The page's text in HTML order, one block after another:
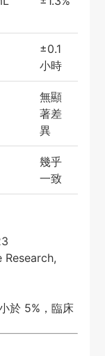
±0.1
小時
無顯
著差
異
幾乎
一致
於 5%，臨床